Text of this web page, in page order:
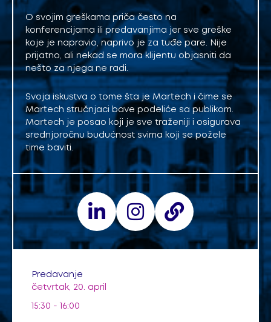
O svojim greškama priča često na
konferencijama ili predavanjima jer sve greške
koje je napravio, naprivo je za tuđe pare. Nije
prijatno, ali nekad se mora klijentu objasniti da
nešto za njega ne radi.
Svoja iskustva o tome šta je Martech i čime se
Martech stručnjaci bave podeliće sa publikom.
Martech je posao koji je sve traženiji i osigurava
srednjoročnu budućnost svima koji se požele
time baviti.
Predavanje
četvrtak, 20. april
15:30 - 16:00